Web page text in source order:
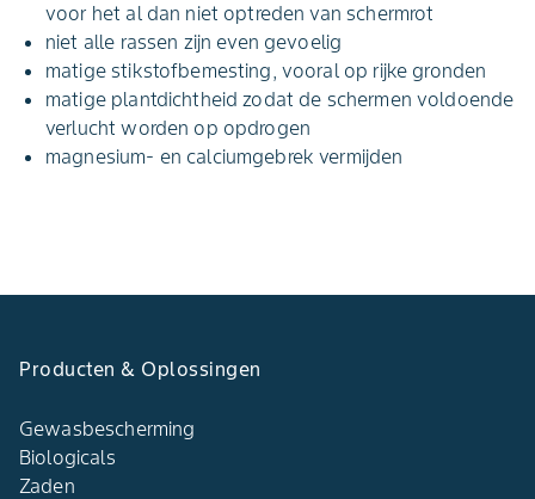
voor het al dan niet optreden van schermrot
niet alle rassen zijn even gevoelig
matige stikstofbemesting, vooral op rijke gronden
matige plantdichtheid zodat de schermen voldoende
verlucht worden op opdrogen
magnesium- en calciumgebrek vermijden
Producten & Oplossingen
Gewasbescherming
Biologicals
Zaden